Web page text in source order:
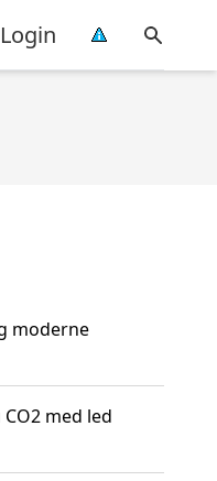
Login
moderne
med led